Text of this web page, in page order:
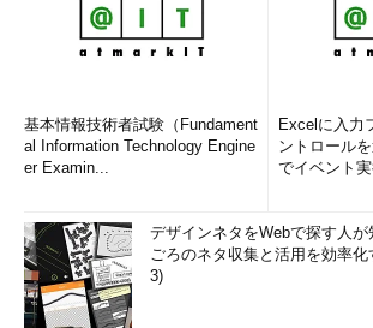
基本情報技術者試験（Fundament
al Information Technology Engine
er Examin...
Excelに入力
ントロール
でイベント
デザインネタをWebで探す人が
ごろのネタ収集と活用を効率
3)